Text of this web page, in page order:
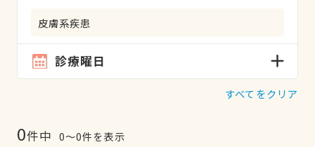
皮膚系疾患
診療曜日
すべてをクリア
0件中 0〜0件を表示